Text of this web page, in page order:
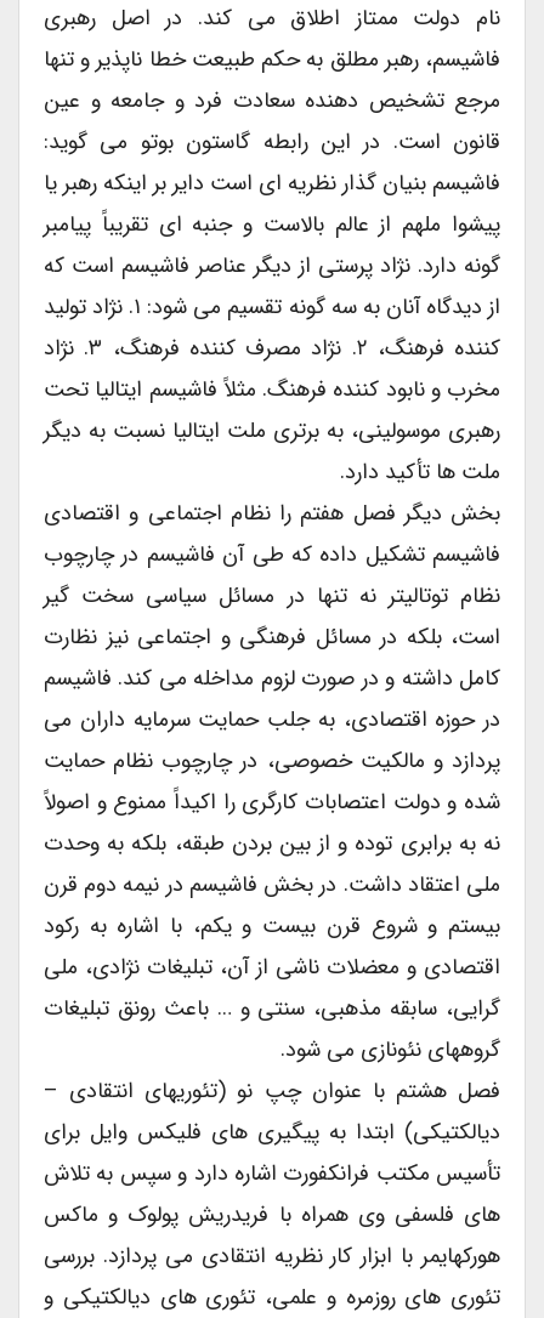
نام دولت ممتاز اطلاق می کند. در اصل رهبری
فاشیسم، رهبر مطلق به حکم طبیعت خطا ناپذیر و تنها
مرجع تشخیص دهنده سعادت فرد و جامعه و عین
قانون است. در این رابطه گاستون بوتو می گوید:
فاشیسم بنیان گذار نظریه ای است دایر بر اینکه رهبر یا
پیشوا ملهم از عالم بالاست و جنبه ای تقریباً پیامبر
گونه دارد. نژاد پرستی از دیگر عناصر فاشیسم است که
از دیدگاه آنان به سه گونه تقسیم می شود: ۱. نژاد تولید
کننده فرهنگ، ۲. نژاد مصرف کننده فرهنگ، ۳. نژاد
مخرب و نابود کننده فرهنگ. مثلاً فاشیسم ایتالیا تحت
رهبری موسولینی، به برتری ملت ایتالیا نسبت به دیگر
ملت ها تأکید دارد.
بخش دیگر فصل هفتم را نظام اجتماعی و اقتصادی
فاشیسم تشکیل داده که طی آن فاشیسم در چارچوب
نظام توتالیتر نه تنها در مسائل سیاسی سخت گیر
است، بلکه در مسائل فرهنگی و اجتماعی نیز نظارت
کامل داشته و در صورت لزوم مداخله می کند. فاشیسم
در حوزه اقتصادی، به جلب حمایت سرمایه داران می
پردازد و مالکیت خصوصی، در چارچوب نظام حمایت
شده و دولت اعتصابات کارگری را اکیداً ممنوع و اصولاً
نه به برابری توده و از بین بردن طبقه، بلکه به وحدت
ملی اعتقاد داشت. در بخش فاشیسم در نیمه دوم قرن
بیستم و شروع قرن بیست و یکم، با اشاره به رکود
اقتصادی و معضلات ناشی از آن، تبلیغات نژادی، ملی
گرایی، سابقه مذهبی، سنتی و … باعث رونق تبلیغات
گروههای نئونازی می شود.
فصل هشتم با عنوان چپ نو (تئوریهای انتقادی –
دیالکتیکی) ابتدا به پیگیری های فلیکس وایل برای
تأسیس مکتب فرانکفورت اشاره دارد و سپس به تلاش
های فلسفی وی همراه با فریدریش پولوک و ماکس
هورکهایمر با ابزار کار نظریه انتقادی می پردازد. بررسی
تئوری های روزمره و علمی، تئوری های دیالکتیکی و